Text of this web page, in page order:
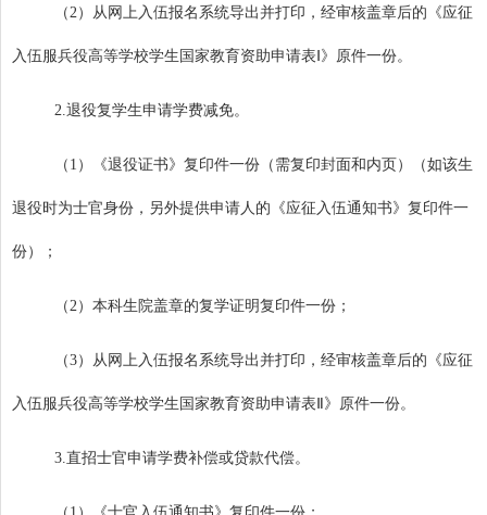
（2）从网上入伍报名系统导出并打印，经审核盖章后的《应征
入伍服兵役高等学校学生国家教育资助申请表Ⅰ》原件一份。
2.退役复学生申请学费减免。
（ 1 ）《退役证书》复印件一份（需复印封面和内页）（如该生
退役时为士官身份，另外提供申请人的《应征入伍通知书》复印件一
份）；
（2）本科生院盖章的复学证明复印件一份；
（3）从网上入伍报名系统导出并打印，经审核盖章后的《应征
入伍服兵役高等学校学生国家教育资助申请表Ⅱ》原件一份。
3.直招士官申请学费补偿或贷款代偿。